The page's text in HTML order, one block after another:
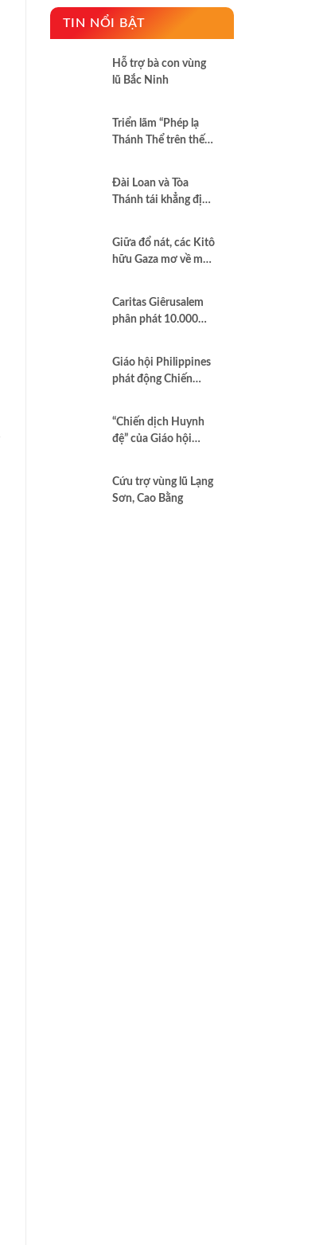
TIN NỔI BẬT
Hỗ trợ bà con vùng
lũ Bắc Ninh
Triển lãm “Phép lạ
Thánh Thể trên thế
Đài Loan và Tòa
Thánh tái khẳng định
hòa bình và dân chủ
Giữa đổ nát, các Kitô
hữu Gaza mơ về một
Caritas Giêrusalem
phân phát 10.000
tại Dải Gaza
Giáo hội Philippines
phát động Chiến
chống tham nhũng
và cầu nguyện cho
quốc gia
“Chiến dịch Huynh
đệ” của Giáo hội
cao nhất của Bác ái
Cứu trợ vùng lũ Lạng
Sơn, Cao Bằng